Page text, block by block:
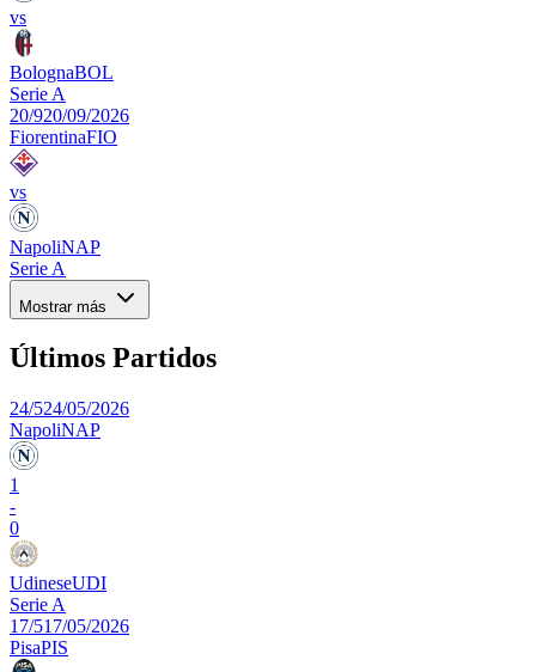
vs
BolognaBOL
Serie A
20/920/09/2026
FiorentinaFIO
vs
NapoliNAP
Serie A
Mostrar más
Últimos Partidos
24/524/05/2026
NapoliNAP
1
-
0
UdineseUDI
Serie A
17/517/05/2026
PisaPIS